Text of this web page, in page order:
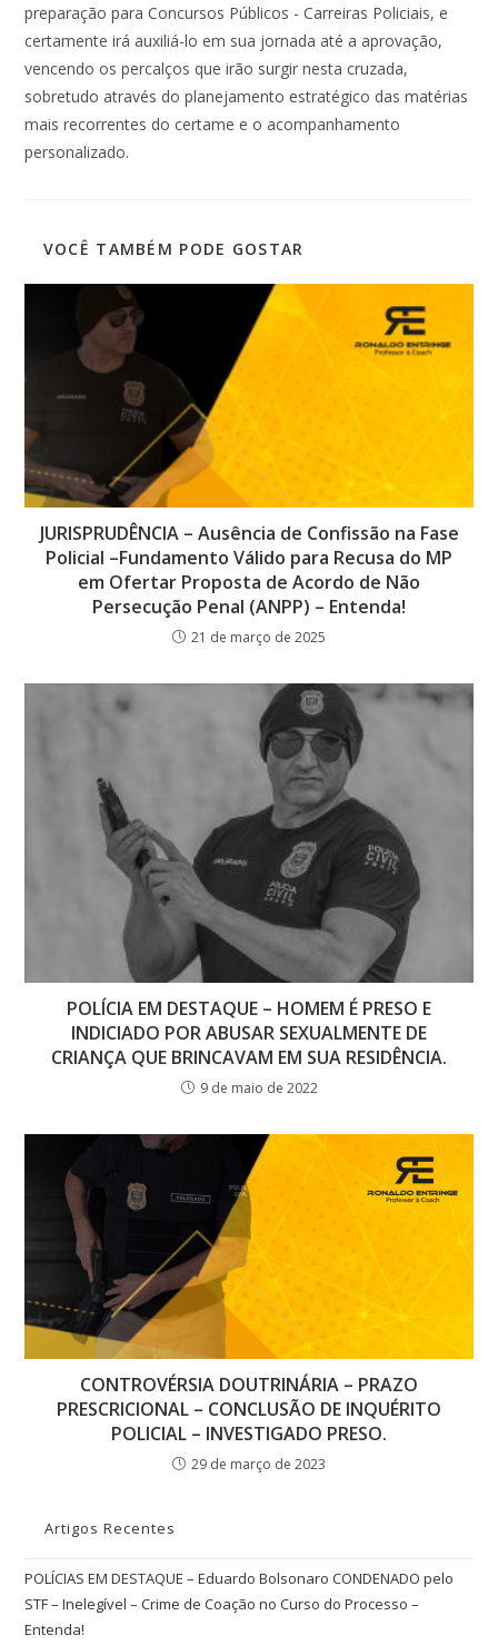
preparação para Concursos Públicos - Carreiras Policiais, e
certamente irá auxiliá-lo em sua jornada até a aprovação,
vencendo os percalços que irão surgir nesta cruzada,
sobretudo através do planejamento estratégico das matérias
mais recorrentes do certame e o acompanhamento
personalizado.
VOCÊ TAMBÉM PODE GOSTAR
JURISPRUDÊNCIA – Ausência de Confissão na Fase
Policial –Fundamento Válido para Recusa do MP
em Ofertar Proposta de Acordo de Não
Persecução Penal (ANPP) – Entenda!
21 de março de 2025
POLÍCIA EM DESTAQUE – HOMEM É PRESO E
INDICIADO POR ABUSAR SEXUALMENTE DE
CRIANÇA QUE BRINCAVAM EM SUA RESIDÊNCIA.
9 de maio de 2022
CONTROVÉRSIA DOUTRINÁRIA – PRAZO
PRESCRICIONAL – CONCLUSÃO DE INQUÉRITO
POLICIAL – INVESTIGADO PRESO.
29 de março de 2023
Artigos Recentes
POLÍCIAS EM DESTAQUE – Eduardo Bolsonaro CONDENADO pelo
STF – Inelegível – Crime de Coação no Curso do Processo –
Entenda!